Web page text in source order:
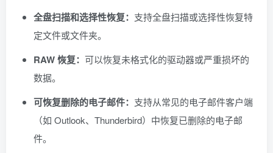
全盘扫描和选择性恢复： 支持全盘扫描或选择性恢复特
定文件或文件夹。
RAW 恢复： 可以恢复未格式化的驱动器或严重损坏的
数据。
可恢复删除的电子邮件： 支持从常见的电子邮件客户端
（如 Outlook、Thunderbird）中恢复已删除的电子邮
件。